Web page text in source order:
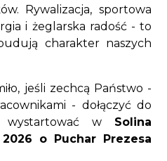
Rywalizacja, sportowa
i żeglarska radość - to
charakter naszych
jeśli zechcą Państwo -
- dołączyć do
wystartować w Solina
o Puchar Prezesa